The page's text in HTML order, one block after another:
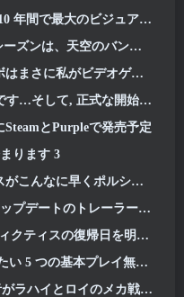
アルアップデートで全面的に刷新される
から始まります, そしてSteamプラットフォームへ
ロスオーバーイベントに求めていたものです
, 正式な開始期間があります
とPurpleで発売予定
ります 3
違いだったかもしれないと思った, でも私は間違っていた
レーラーは雄叫びを上げています
を明らかに, 二度目も生き残れるか?
つの基本プレイ無料ゲーム
カ戦闘シーケンスの作成について議論